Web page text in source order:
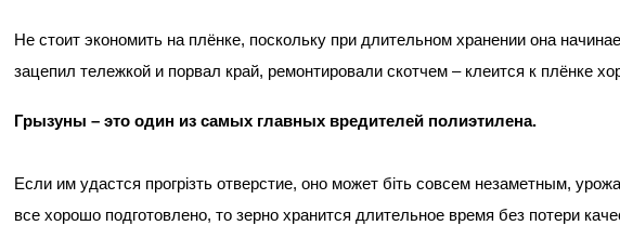
Не стоит экономить на плёнке, поскольку при длительном хранении она
зацепил тележкой и порвал край, ремонтировали скотчем – клеится к плёнке
Грызуны – это один из самых главных вредителей полиэтилена.
Если им удастся прогрізть отверстие, оно может біть совсем незаметным,
все хорошо подготовлено, то зерно хранится длительное время без потери